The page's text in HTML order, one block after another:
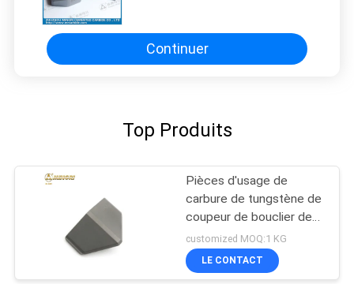
Continuer
Top Produits
Pièces d'usage de
carbure de tungstène de
coupeur de bouclier de
Tbm pour l'aléseuse de
tunnel
customized MOQ:1 KG
LE CONTACT